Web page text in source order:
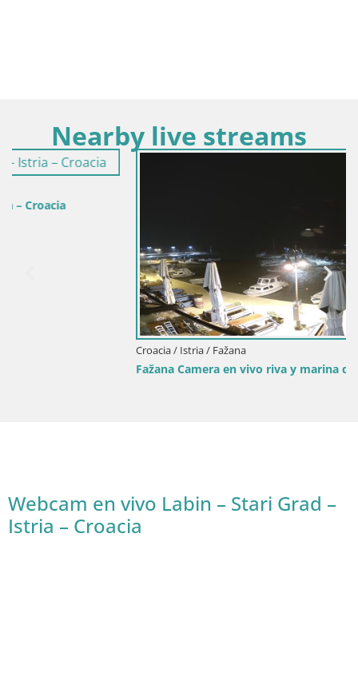
Nearby live streams
Croacia / Istria / Fažana
Fažana Camera en vivo riva y marina de la ciudad – Istria
Webcam en vivo Labin – Stari Grad –
Istria – Croacia